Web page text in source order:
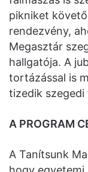
pikniket
rendezvény,
Megasztár
hallgatója. A
tortázással is
tizedik szegedi
A PROGRAM
A Tanítsunk